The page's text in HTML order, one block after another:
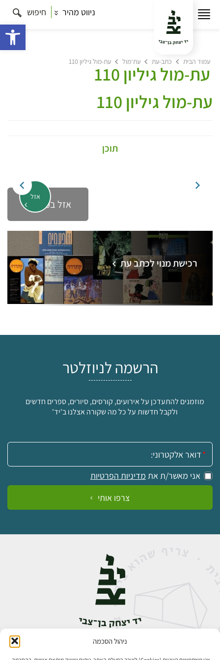
ניהול הסכמה
ניווט מהיר חיפוש
עמוד הבית כתב-עת עת־מול עת-מול גיליון 110
עת-מול גיליון 110
עת-מול גיליון 110
תוכן
אזל
אזל במלאי
רכישת מנוי לכתב עת
הרשמה לניוזלטר
מוזמנים להתעדכן על אירועים, קורסים, סיורים, ספרים חדשים
ולקבל חדשות על כל מה שקורה אצלנו ב'יד'
אימייל:
אני מאשר/ת את מדיניות הפרטיות
צרפו אותי
אבן גבירול 14, רחביה, ירושלים